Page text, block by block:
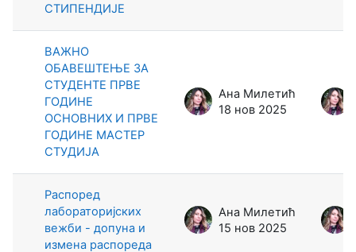
СТИПЕНДИЈЕ
ВАЖНО
ОБАВЕШТЕЊЕ ЗА
СТУДЕНТЕ ПРВЕ
ГОДИНЕ
ОСНОВНИХ И ПРВЕ
ГОДИНЕ МАСТЕР
СТУДИЈА
Ана Милетић
18 нов 2025
Распоред
лабораторијских
вежби - допуна и
измена распореда
Ана Милетић
15 нов 2025